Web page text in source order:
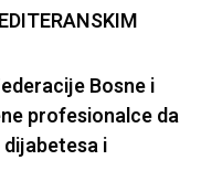
Bosne i
profesionalce da
i